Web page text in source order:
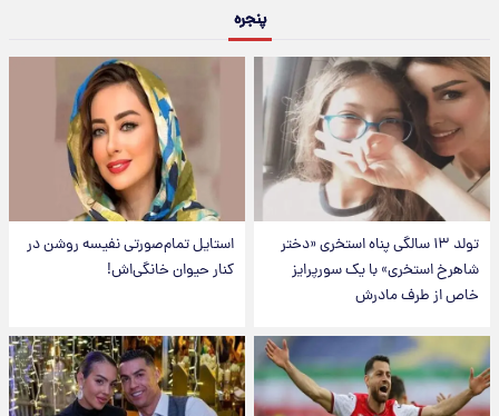
پنجره
تولد ۱۳ سالگی پناه استخری «دختر
شاهرخ استخری» با یک سورپرایز
خاص از طرف مادرش
استایل تمام‌صورتی نفیسه روشن در
کنار حیوان خانگی‌اش!